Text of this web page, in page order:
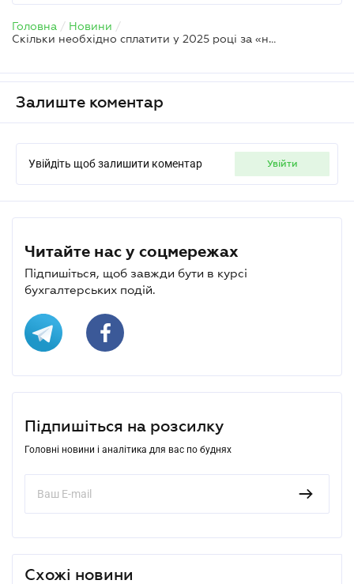
Головна / Новини /
Скільки необхідно сплатити у 2025 році за «надмірну» площу нерухомого майна
Залиште коментар
Увійдіть щоб залишити коментар увійти
Читайте нас у соцмережах
Підпишіться, щоб завжди бути в курсі
бухгалтерських подій.
Підпишіться на розсилку
Головні новини і аналітика для вас по буднях
Схожі новини